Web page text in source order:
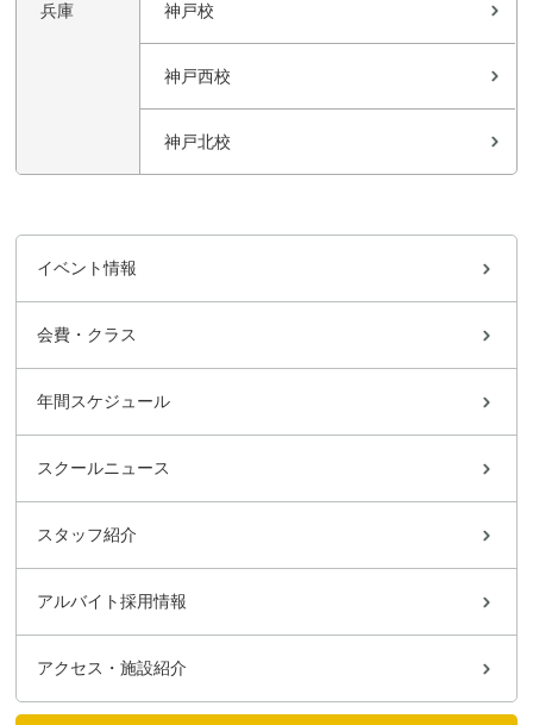
兵庫 神戸校
神戸西校
神戸北校
イベント情報
会費・クラス
年間スケジュール
スクールニュース
スタッフ紹介
アルバイト採用情報
アクセス・施設紹介